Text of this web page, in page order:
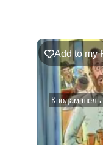
Ръэ
02.08.2026
08.08.2026
Кводам
Add to my